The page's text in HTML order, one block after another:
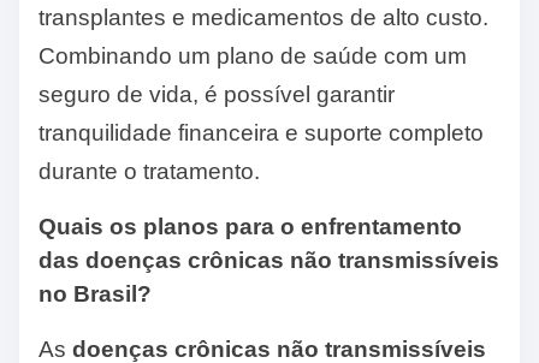
transplantes e medicamentos de alto custo.
Combinando um plano de saúde com um
seguro de vida, é possível garantir
tranquilidade financeira e suporte completo
durante o tratamento.
Quais os planos para o enfrentamento
das doenças crônicas não transmissíveis
no Brasil?
As doenças crônicas não transmissíveis